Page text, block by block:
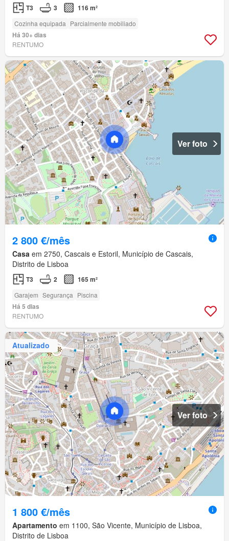
T3 3 116 m²
Cozinha equipada Parcialmente mobiliado
Há 30+ dias
RENTUMO
Ver foto
2 800 €/mês
Casa em 2750, Cascais e Estoril, Município de Cascais,
Distrito de Lisboa
T3 2 165 m²
Garajem Segurança Piscina
Há 5 dias
RENTUMO
Atualizado
Ver foto
1 800 €/mês
Apartamento em 1100, São Vicente, Município de Lisboa,
Distrito de Lisboa